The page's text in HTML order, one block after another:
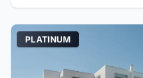
PLATINUM